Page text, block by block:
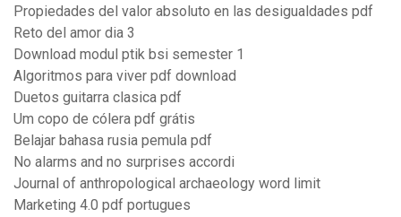
Propiedades del valor absoluto en las desigualdades pdf
Reto del amor dia 3
Download modul ptik bsi semester 1
Algoritmos para viver pdf download
Duetos guitarra clasica pdf
Um copo de cólera pdf grátis
Belajar bahasa rusia pemula pdf
No alarms and no surprises accordi
Journal of anthropological archaeology word limit
Marketing 4.0 pdf portugues